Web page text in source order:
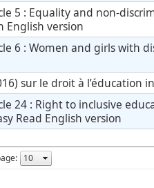
5 : Equality and non-
English version
6 : Women and girls with
sur le droit à l’éducation
24 : Right to inclusive
Read English version